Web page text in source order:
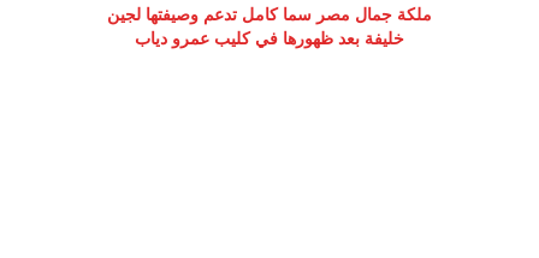
ملكة جمال مصر سما كامل تدعم وصيفتها لجين
خليفة بعد ظهورها في كليب عمرو دياب